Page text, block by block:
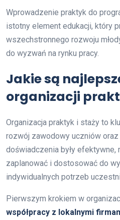
Wprowadzenie praktyk do
istotny element edukacji, który
wszechstronnego rozwoju
do wyzwań na rynku pracy.
Jakie są
organizacji
Organizacja praktyk i staży to
rozwój zawodowy uczniów
doświadczenia były efektywne,
zaplanować i dostosować do
indywidualnych potrzeb
Pierwszym krokiem w
współpracy z lokalnymi